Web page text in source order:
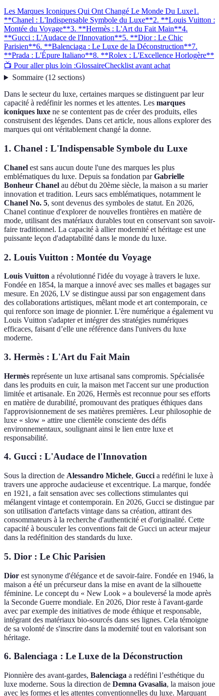
Les Marques Iconiques Qui Ont Changé Le Monde Du Luxe1.
**Chanel : L'Indispensable Symbole du Luxe**2. **Louis Vuitton :
Montée du Voyage**3. **Hermès : L'Art du Fait Main**4.
**Gucci : L'Audace de l'Innovation**5. **Dior : Le Chic
Parisien**6. **Balenciaga : Le Luxe de la Déconstruction**7.
**Prada : L'Épure Italiano**8. **Rolex : L'Excellence Horlogère**
📺 Pour aller plus loin :GlossaireChecklist avant achat
Sommaire(12 sections)
Dans le secteur du luxe, certaines marques se distinguent par leur
capacité à redéfinir les normes et les attentes. Les marques
iconiques luxe ne se contentent pas de créer des produits, elles
construisent des légendes. Dans cet article, nous allons explorer des
marques qui ont véritablement changé la donne.
1. Chanel : L'Indispensable Symbole du Luxe
Chanel est sans aucun doute l'une des marques les plus
emblématiques du luxe. Depuis sa fondation parGabrielle
Bonheur Chanel au début du 20ème siècle, la maison a su marier
innovation et tradition. Leurs sacs emblématiques, notamment le
Chanel No. 5, sont devenus des symboles de statut. En 2026,
Chanel continue d'explorer de nouvelles frontières en matière de
mode, utilisant des matériaux durables tout en conservant son savoir-
faire traditionnel. La capacité à allier modernité et héritage est une
puissante leçon d'adaptabilité dans le monde du luxe.
2. Louis Vuitton : Montée du Voyage
Louis Vuitton a révolutionné l'idée du voyage à travers le luxe.
Fondée en 1854, la marque a innové avec ses malles et bagages sur
mesure. En 2026, LV se distingue aussi par son engagement dans
des collaborations artistiques, mêlant mode et art contemporain, ce
qui renforce son image de pionnier. L'ère numérique a également vu
Louis Vuitton s'adapter et intégrer des stratégies numériques
efficaces, faisant d’elle une référence dans l'univers du luxe
moderne.
3. Hermès : L'Art du Fait Main
Hermès représente un luxe artisanal sans compromis. Spécialisée
dans les produits en cuir, la maison met l'accent sur une production
limitée et artisanale. En 2026, Hermès est reconnue pour ses efforts
en matière de durabilité, promouvant des pratiques éthiques dans
l'approvisionnement de ses matières premières. Leur philosophie de
luxe « slow » attire une clientèle consciente des défis
environnementaux, soulignant ainsi le lien entre luxe et
responsabilité.
4. Gucci : L'Audace de l'Innovation
Sous la direction de Alessandro Michele, Gucci a redéfini le luxe à
travers une approche audacieuse et excentrique. La marque, fondée
en 1921, a fait sensation avec ses collections stimulantes qui
mélangent vintage et contemporain. En 2026, Gucci se distingue par
son utilisation d'artefacts vintage dans sa création, attirant des
consommateurs à la recherche d'authenticité et d'originalité. Cette
capacité à bousculer les conventions fait de Gucci un acteur majeur
dans la redéfinition des standards du luxe.
5. Dior : Le Chic Parisien
Dior est synonyme d'élégance et de savoir-faire. Fondée en 1946, la
maison a été un précurseur dans la mise en avant de la silhouette
féminine. Le concept du « New Look » a bouleversé la mode après
la Seconde Guerre mondiale. En 2026, Dior reste à l'avant-garde
avec par exemple des initiatives de mode éthique et responsable,
intégrant des matériaux bio-sourcés dans ses lignes. Cela témoigne
de sa volonté de s'inscrire dans la modernité tout en valorisant son
héritage.
6. Balenciaga : Le Luxe de la Déconstruction
Pionnière des avant-gardes, Balenciaga a redéfini l’esthétique du
luxe moderne. Sous la direction de Demna Gvasalia, la maison joue
avec les formes et les attentes conventionnelles du luxe. Marquant